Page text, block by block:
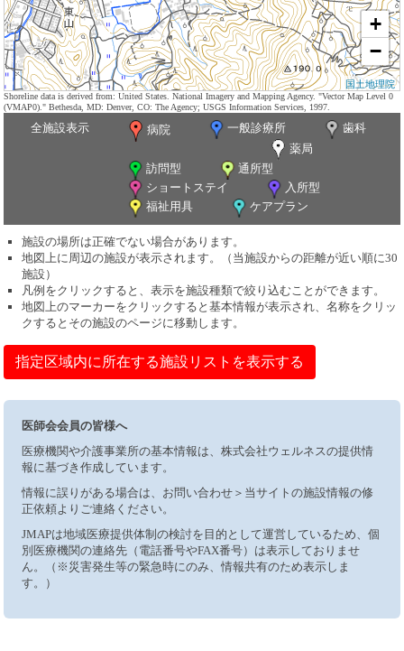
+
−
国土地理院
Shoreline data is derived from: United States. National Imagery and Mapping Agency. "Vector Map Level 0
(VMAP0)." Bethesda, MD: Denver, CO: The Agency; USGS Information Services, 1997.
全施設表示 病院 一般診療所
歯科
薬局
訪問型
通所型
ショートステイ
入所型
福祉用具
ケアプラン
施設の場所は正確でない場合があります。
地図上に周辺の施設が表示されます。（当施設からの距離が近い順に30
施設）
凡例をクリックすると、表示を施設種類で絞り込むことができます。
地図上のマーカーをクリックすると基本情報が表示され、名称をクリッ
クするとその施設のページに移動します。
指定区域内に所在する施設リストを表示する
医師会会員の皆様へ
医療機関や介護事業所の基本情報は、株式会社ウェルネスの提供情
報に基づき作成しています。
情報に誤りがある場合は、お問い合わせ＞当サイトの施設情報の修
正依頼よりご連絡ください。
JMAPは地域医療提供体制の検討を目的として運営しているため、個
別医療機関の連絡先（電話番号やFAX番号）は表示しておりませ
ん。（※災害発生等の緊急時にのみ、情報共有のため表示しま
す。）